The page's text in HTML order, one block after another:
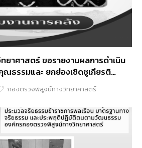
าศาสตร์ ขอรายงานผลการดำเนิน
ธรรมและ ยกย่องเชิดชูเกียรติ
ติดี และหน่วยงานที่ดำเนินการขับ
ประการ “พอเพียง วินัย
” ประจำปีงบประมาณ พ.ศ. 2569
กองตรวจพิสูจน์ทางวิทยาศาสตร์